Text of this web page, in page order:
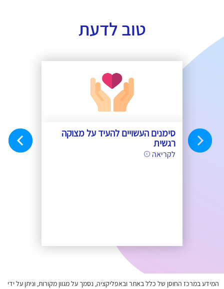
טוב לדעת
מידע
סימנים העשויים להעיד על מצוקה
רגשית
לקריאה
כיצד
לקריאה
המידע במרכז החוסן של כלל באתר ובאפליקציה, נסמך על מגוון מקורות, וניתן על ידי